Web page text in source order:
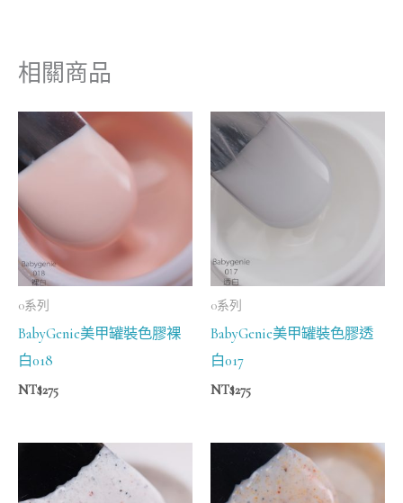
相關商品
0系列
BabyGenie美甲罐裝色膠裸
白018
NT$275
0系列
BabyGenie美甲罐裝色膠透
白017
NT$275